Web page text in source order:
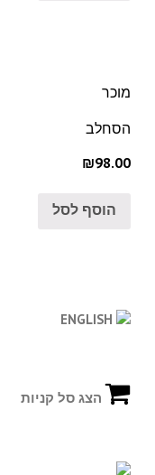
מוכר
הסחלב
₪98.00
הוסף לסל
הצג סל קניות